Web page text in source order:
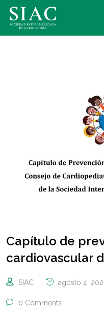
Capítulo de
cardiovascular
SIAC agosto 4,
0 Comments